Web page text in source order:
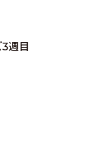
3週目